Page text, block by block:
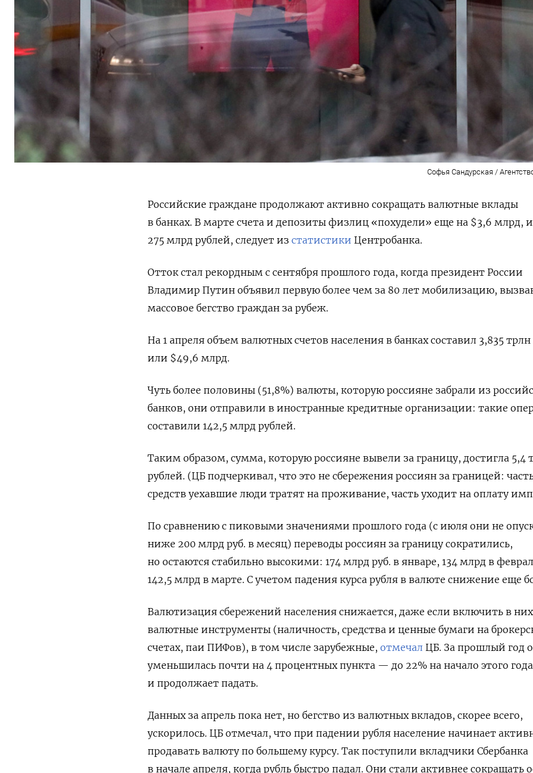
Софья Сандурская /
Российские граждане продолжают активно сокращать валютные вклады
в банках. В марте счета и депозиты физлиц «похудели» еще на $3,6 млрд,
275 млрд рублей, следует из статистики Центробанка.
Отток стал рекордным с сентября прошлого года, когда президент России
Владимир Путин объявил первую более чем за 80 лет мобилизацию,
массовое бегство граждан за рубеж.
На 1 апреля объем валютных счетов населения в банках составил 3,835
или $49,6 млрд.
Чуть более половины (51,8%) валюты, которую россияне забрали из
банков, они отправили в иностранные кредитные организации: такие
составили 142,5 млрд рублей.
Таким образом, сумма, которую россияне вывели за границу, достигла 5,4
рублей. (ЦБ подчеркивал, что это не сбережения россиян за границей:
средств уехавшие люди тратят на проживание, часть уходит на оплату
По сравнению с пиковыми значениями прошлого года (с июля они не
ниже 200 млрд руб. в месяц) переводы россиян за границу сократились,
но остаются стабильно высокими: 174 млрд руб. в январе, 134 млрд в
142,5 млрд в марте. С учетом падения курса рубля в валюте снижение еще
Валютизация сбережений населения снижается, даже если включить в них
валютные инструменты (наличность, средства и ценные бумаги на
счетах, паи ПИФов), в том числе зарубежные, отмечал ЦБ. За прошлый год
уменьшилась почти на 4 процентных пункта — до 22% на начало этого года
и продолжает падать.
Данных за апрель пока нет, но бегство из валютных вкладов, скорее всего,
ускорилось. ЦБ отмечал, что при падении рубля население начинает
продавать валюту по большему курсу. Так поступили вкладчики Сбербанка
в начале апреля, когда рубль быстро падал. Они стали активнее сокращать